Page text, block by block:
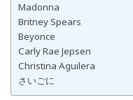
Madonna
Britney Spears
Beyonce
Carly Rae Jepsen
Christina Aguilera
さいごに